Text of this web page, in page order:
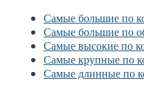
Самые большие по
Самые большие по
Самые высокие по
Самые крупные по
Самые длинные по